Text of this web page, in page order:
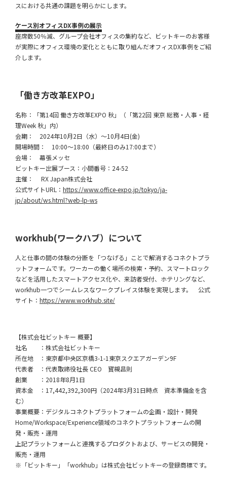
スにおける共通の課題を明らかにします。
ケース別オフィスDX事例の展示
座席数50％減、グループ会社オフィスの集約など、ビットキーのお客様
が実際にオフィス環境の変化とともに取り組んだオフィスDX事例をご紹
介します。
「働き方改革EXPO」
名称：「第14回 働き方改革EXPO 秋」（「第22回 東京 総務・人事・経
理Week 秋」内）
会期： 2024年10月2日（水）～10月4日(金)
開場時間： 10:00～18:00（最終日のみ17:00まで）
会場： 幕張メッセ
ビットキー出展ブース：小間番号：24-52
主催： RX Japan株式会社
公式サイトURL： https://www.office-expo.jp/tokyo/ja-
jp/about/ws.html?web-lp-ws
workhub(ワークハブ）について
人と仕事の間の体験の分断を「つなげる」ことで解消するコネクトプラ
ットフォームです。ワーカーの働く場所の検索・予約、スマートロック
などを活用したスマートアクセス化や、来訪者受付、ホテリングなど、
workhub一つでシームレスなワークプレイス体験を実現します。 公式
サイト： https://www.workhub.site/
【株式会社ビットキー 概要】
社名 ：株式会社ビットキー
所在地 ：東京都中央区京橋3-1-1東京スクエアガーデン9F
代表者 ：代表取締役社長 CEO 寳槻昌則
創業 ：2018年8月1日
資本金 ：17,442,392,300円（2024年3月31日時点 資本準備金を含
む）
事業概要：デジタルコネクトプラットフォームの企画・設計・開発
Home/Workspace/Experience領域のコネクトプラットフォームの開
発・販売・運用
上記プラットフォームと連携するプロダクトおよび、サービスの開発・
販売・運用
※「ビットキー」「workhub」は株式会社ビットキーの登録商標です。